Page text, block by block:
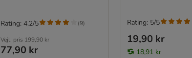
Vejl. pris 199,90 kr
77,90 kr
Rating: 4.2/5 (9)
19,90 kr
18,91 kr
Rating: 5/5